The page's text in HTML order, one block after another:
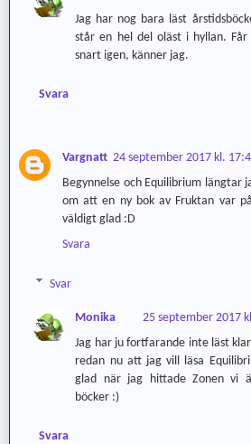
Jag har nog bara läst
står en hel del oläst i hyllan.
snart igen, känner jag.
Svara
Vargnatt 24 september 2017 kl.
Begynnelse och Equilibrium längtar
om att en ny bok av Fruktan var
väldigt glad :D
Svara
Svar
Monika
25 september 2017
Jag har ju fortfarande inte läst
redan nu att jag vill läsa
glad när jag hittade Zonen vi
böcker :)
Svara